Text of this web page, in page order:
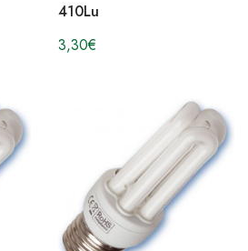
410Lu
3,30€